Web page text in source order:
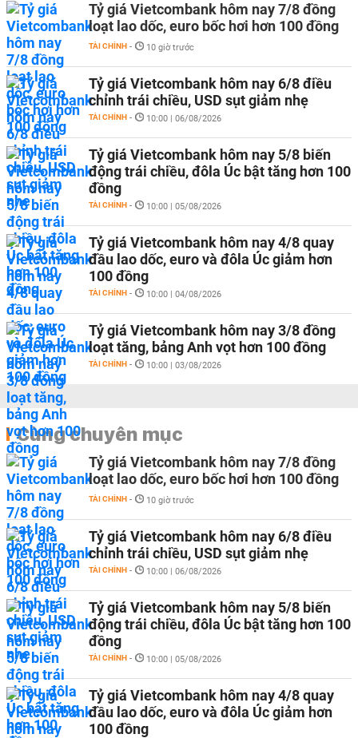
Tỷ giá Vietcombank hôm nay 7/8 đồng
loạt lao dốc, euro bốc hơi hơn 100 đồng
TÀI CHÍNH - 10 giờ trước
Tỷ giá Vietcombank hôm nay 6/8 điều
chỉnh trái chiều, USD sụt giảm nhẹ
TÀI CHÍNH - 10:00 | 06/08/2026
Tỷ giá Vietcombank hôm nay 5/8 biến
động trái chiều, đôla Úc bật tăng hơn 100
đồng
TÀI CHÍNH - 10:00 | 05/08/2026
Tỷ giá Vietcombank hôm nay 4/8 quay
đầu lao dốc, euro và đôla Úc giảm hơn
100 đồng
TÀI CHÍNH - 10:00 | 04/08/2026
Tỷ giá Vietcombank hôm nay 3/8 đồng
loạt tăng, bảng Anh vọt hơn 100 đồng
TÀI CHÍNH - 10:00 | 03/08/2026
Cùng chuyên mục
Tỷ giá Vietcombank hôm nay 7/8 đồng
loạt lao dốc, euro bốc hơi hơn 100 đồng
TÀI CHÍNH - 10 giờ trước
Tỷ giá Vietcombank hôm nay 6/8 điều
chỉnh trái chiều, USD sụt giảm nhẹ
TÀI CHÍNH - 10:00 | 06/08/2026
Tỷ giá Vietcombank hôm nay 5/8 biến
động trái chiều, đôla Úc bật tăng hơn 100
đồng
TÀI CHÍNH - 10:00 | 05/08/2026
Tỷ giá Vietcombank hôm nay 4/8 quay
đầu lao dốc, euro và đôla Úc giảm hơn
100 đồng